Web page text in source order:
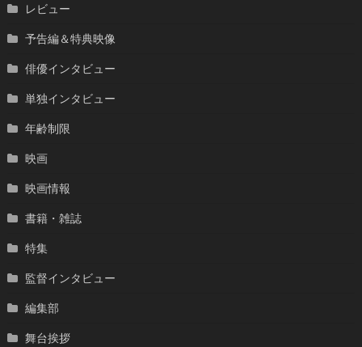
レビュー
予告編＆特典映像
俳優インタビュー
単独インタビュー
年齢制限
映画
映画情報
書籍・雑誌
特集
監督インタビュー
編集部
舞台挨拶